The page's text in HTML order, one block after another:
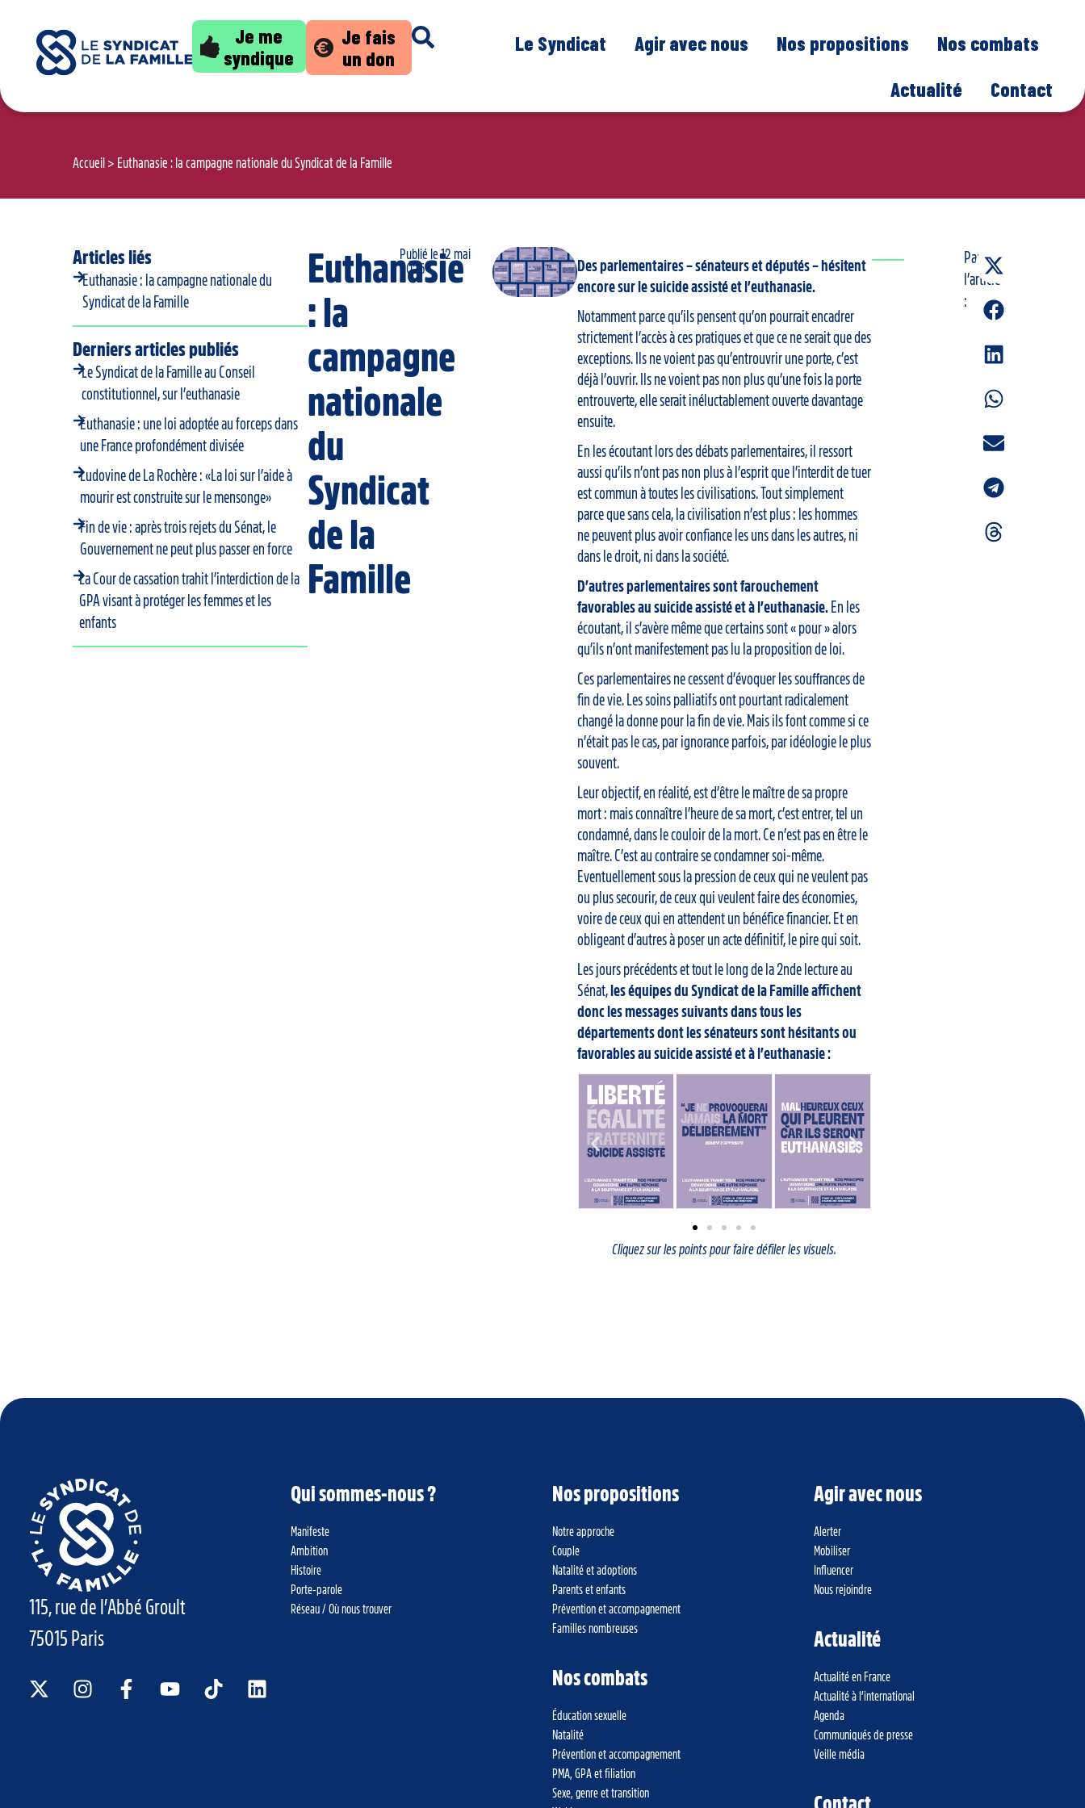
Je me
syndique
Je fais
un don
Le Syndicat Agir avec nous Nos propositions
Nos combats
Actualité
Contact
Accueil > Euthanasie : la campagne nationale du Syndicat de la Famille
Articles liés
Euthanasie : la campagne nationale du
Syndicat de la Famille
Derniers articles publiés
Le Syndicat de la Famille au Conseil
constitutionnel, sur l’euthanasie
Euthanasie : une loi adoptée au forceps dans
une France profondément divisée
Ludovine de La Rochère : «La loi sur l’aide à
mourir est construite sur le mensonge»
Fin de vie : après trois rejets du Sénat, le
Gouvernement ne peut plus passer en force
La Cour de cassation trahit l’interdiction de la
GPA visant à protéger les femmes et les
enfants
Euthanasie
: la
campagne
nationale
du
Syndicat
de la
Famille
Publié le 12 mai
2026
Des parlementaires – sénateurs et députés – hésitent
encore sur le suicide assisté et l’euthanasie.
Notamment parce qu’ils pensent qu’on pourrait encadrer
strictement l’accès à ces pratiques et que ce ne serait que des
exceptions. Ils ne voient pas qu’entrouvrir une porte, c’est
déjà l’ouvrir. Ils ne voient pas non plus qu’une fois la porte
entrouverte, elle serait inéluctablement ouverte davantage
ensuite.
En les écoutant lors des débats parlementaires, il ressort
aussi qu’ils n’ont pas non plus à l’esprit que l’interdit de tuer
est commun à toutes les civilisations. Tout simplement
parce que sans cela, la civilisation n’est plus : les hommes
ne peuvent plus avoir confiance les uns dans les autres, ni
dans le droit, ni dans la société.
D’autres parlementaires sont farouchement
favorables au suicide assisté et à l’euthanasie.En les
écoutant, il s’avère même que certains sont « pour » alors
qu’ils n’ont manifestement pas lu la proposition de loi.
Ces parlementaires ne cessent d’évoquer les souffrances de
fin de vie. Les soins palliatifs ont pourtant radicalement
changé la donne pour la fin de vie. Mais ils font comme si ce
n’était pas le cas, par ignorance parfois, par idéologie le plus
souvent.
Leur objectif, en réalité, est d’être le maître de sa propre
mort : mais connaître l’heure de sa mort, c’est entrer, tel un
condamné, dans le couloir de la mort. Ce n’est pas en être le
maître. C’est au contraire se condamner soi-même.
Eventuellement sous la pression de ceux qui ne veulent pas
ou plus secourir, de ceux qui veulent faire des économies,
voire de ceux qui en attendent un bénéfice financier. Et en
obligeant d’autres à poser un acte définitif, le pire qui soit.
Les jours précédents et tout le long de la 2nde lecture au
Sénat, les équipes du Syndicat de la Famille affichent
donc les messages suivants dans tous les
départements dont les sénateurs sont hésitants ou
favorables au suicide assisté et à l’euthanasie :
Cliquez sur les points pour faire défiler les visuels.
Partager
l’article
:
115, rue de l’Abbé Groult
75015 Paris
Qui sommes-nous ?
Manifeste
Ambition
Histoire
Porte-parole
Réseau / Où nous trouver
Nos propositions
Notre approche
Couple
Natalité et adoptions
Parents et enfants
Prévention et accompagnement
Familles nombreuses
Nos combats
Éducation sexuelle
Natalité
Prévention et accompagnement
PMA, GPA et filiation
Sexe, genre et transition
Agir avec nous
Alerter
Mobiliser
Influencer
Nous rejoindre
Actualité
Actualité en France
Actualité à l’international
Agenda
Communiqués de presse
Veille média